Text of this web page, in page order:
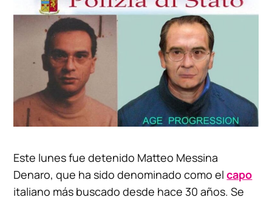
Este lunes fue detenido Matteo Messina
Denaro, que ha sido denominado como elcapo
italiano más buscado desde hace 30 años. Se